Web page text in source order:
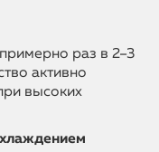
раз в 2–3
активно
высоких